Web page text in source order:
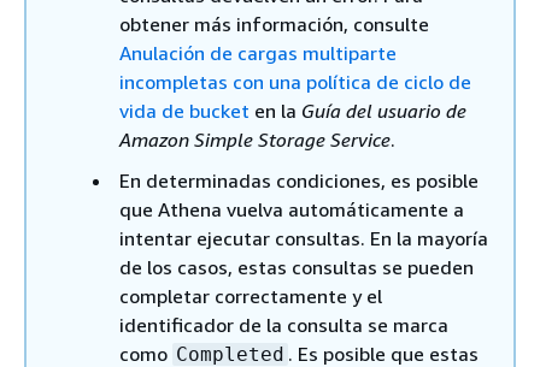
obtener más información, consulte
Anulación de cargas multiparte
incompletas con una política de ciclo de
vida de bucket en la Guía del usuario de
Amazon Simple Storage Service.
En determinadas condiciones, es posible
que Athena vuelva automáticamente a
intentar ejecutar consultas. En la mayoría
de los casos, estas consultas se pueden
completar correctamente y el
identificador de la consulta se marca
como Completed . Es posible que estas